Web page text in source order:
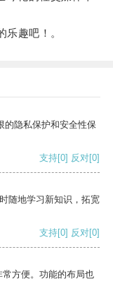
趣吧！。
的隐私保护和安全性保
支持[0] 反对[0]
随地学习新知识，拓宽
支持[0] 反对[0]
方便。功能的布局也